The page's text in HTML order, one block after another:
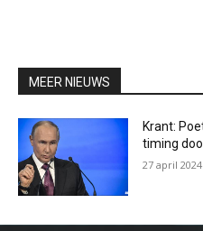
MEER NIEUWS
Krant:
timing
27 april 2024